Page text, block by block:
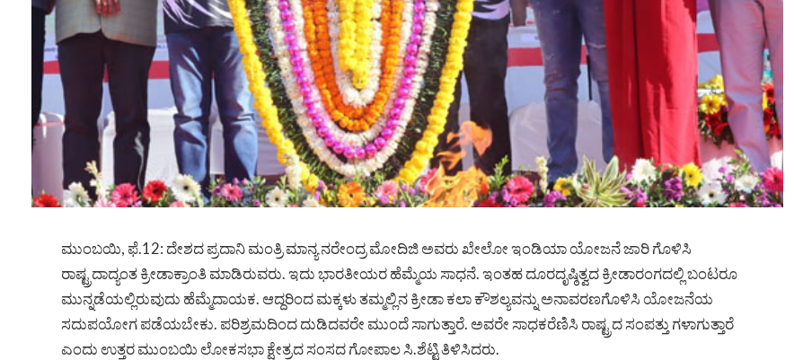
ಮುಂಬಯಿ, ಫೆ.12: ದೇಶದ ಪ್ರದಾನಿ ಮಂತ್ರಿ ಮಾನ್ಯ ನರೇಂದ್ರ ಮೋದಿಜಿ ಅವರು ಖೇಲೋ ಇಂಡಿಯಾ ಯೋಜನೆ ಜಾರಿ ಗೊಳಿಸಿ
ರಾಷ್ಟ್ರದಾದ್ಯಂತ ಕ್ರೀಡಾಕ್ರಾಂತಿ ಮಾಡಿರುವರು. ಇದು ಭಾರತೀಯರ ಹೆಮ್ಮೆಯ ಸಾಧನೆ. ಇಂತಹ ದೂರದೃಷ್ಠಿತ್ವದ ಕ್ರೀಡಾರಂಗದಲ್ಲಿ ಬಂಟರೂ
ಮುನ್ನಡೆಯಲ್ಲಿರುವುದು ಹೆಮ್ಮೆದಾಯಕ. ಆದ್ದರಿಂದ ಮಕ್ಕಳು ತಮ್ಮಲ್ಲಿನ ಕ್ರೀಡಾ ಕಲಾ ಕೌಶಲ್ಯವನ್ನು ಅನಾವರಣಗೊಳಿಸಿ ಯೋಜನೆಯ
ಸದುಪಯೋಗ ಪಡೆಯಬೇಕು. ಪರಿಶ್ರಮದಿಂದ ದುಡಿದವರೇ ಮುಂದೆ ಸಾಗುತ್ತಾರೆ. ಅವರೇ ಸಾಧಕರೆಣಿಸಿ ರಾಷ್ಟ್ರದ ಸಂಪತ್ತು ಗಳಾಗುತ್ತಾರೆ
ಎಂದು ಉತ್ತರ ಮುಂಬಯಿ ಲೋಕಸಭಾ ಕ್ಷೇತ್ರದ ಸಂಸದ ಗೋಪಾಲ ಸಿ.ಶೆಟ್ಟಿ ತಿಳಿಸಿದರು.